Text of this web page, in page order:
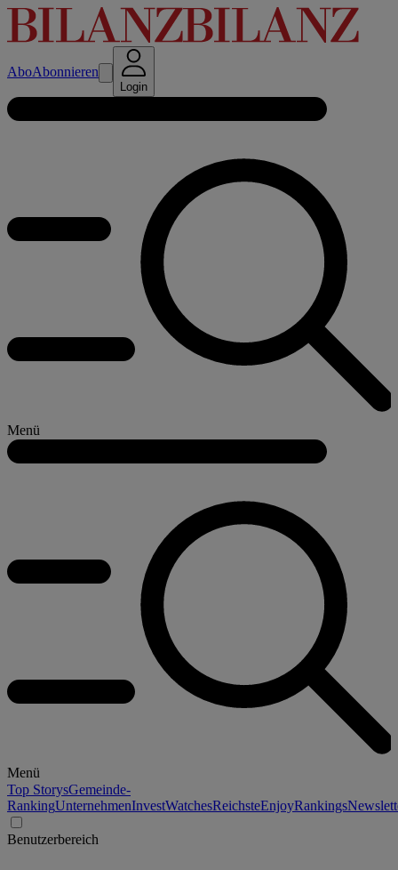
AboAbonnieren
Login
Menü
Menü
Top StorysGemeinde-
RankingUnternehmenInvestWatchesReichsteEnjoyRankings
Benutzerbereich